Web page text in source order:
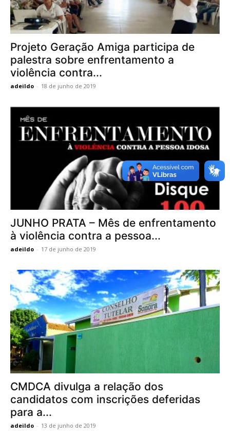
Projeto Geração Amiga participa de
palestra sobre enfrentamento a
violência contra...
adeildo - 18 de junho de 2019
JUNHO PRATA – Mês de enfrentamento
à violência contra a pessoa...
adeildo - 17 de junho de 2019
CMDCA divulga a relação dos
candidatos com inscrições deferidas
para a...
adeildo - 13 de junho de 2019